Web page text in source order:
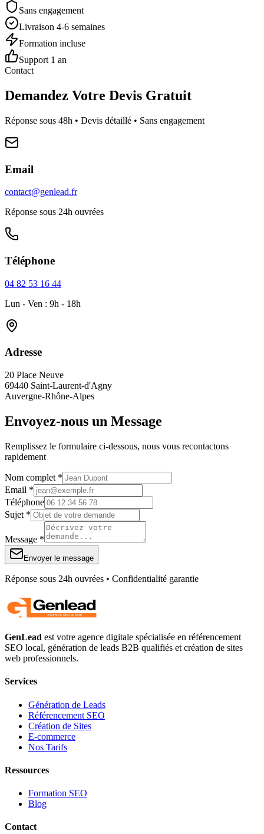
Sans engagement
Livraison 4-6 semaines
Formation incluse
Support 1 an
Contact
Demandez Votre Devis Gratuit
Réponse sous 48h • Devis détaillé • Sans engagement
Email
contact@genlead.fr
Réponse sous 24h ouvrées
Téléphone
04 82 53 16 44
Lun - Ven : 9h - 18h
Adresse
20 Place Neuve
69440 Saint-Laurent-d'Agny
Auvergne-Rhône-Alpes
Envoyez-nous un Message
Remplissez le formulaire ci-dessous, nous vous recontactons
rapidement
Nom complet *
Email *
Téléphone
Sujet *
Message *
Envoyer le message
Réponse sous 24h ouvrées • Confidentialité garantie
GenLead est votre agence digitale spécialisée en référencement
SEO local, génération de leads B2B qualifiés et création de sites
web professionnels.
Services
Génération de Leads
Référencement SEO
Création de Sites
E-commerce
Nos Tarifs
Ressources
Formation SEO
Blog
Contact